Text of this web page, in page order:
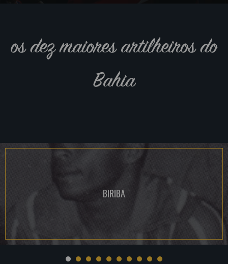
os dez maiores artilheiros do
Bahia
BIRIBA